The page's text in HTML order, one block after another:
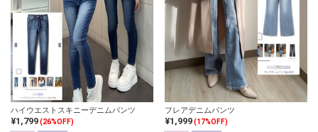
ハイウエストスキニーデニムパンツ
¥1,799(26%OFF)
フレアデニムパンツ
¥1,999(17%OFF)